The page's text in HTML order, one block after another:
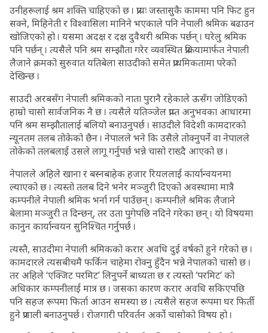
उनीहरूलाई श्रम शक्ति चाहिएको छ । प्रायः जस्तासुकै काममा पनि फिट हुन
सक्ने, मिहिनेती र विश्वासिला मानिने भएकाले पनि नेपाली श्रमिक बढाउन
खोजिएको हो । यसमा अदक्ष र दक्ष दुवैथरी श्रमिक पर्छन् । घरेलु श्रमिक
पनि पर्छन् । त्यसैले पनि श्रम सम्झौता गरेर व्यवस्थित प्रक्रियामार्फत नेपाली
लैजाने क्रमको सुरुवात यतिबेला साउदीको समेत प्राथमिकतामा परेको
देखिन्छ ।
साउदी अरबसँग नेपाली श्रमिकको नाता पुरानै रहेकाले ऊसँग जोडिएको
हाम्रो चासो सार्वजनिक नै छ । त्यसैले यतिञ्जेल प्राप्त अनुभवका आधारमा
पनि श्रम सम्झौतालाई बलियो बनाउनुपर्छ । साउदीले विदेशी कामदारको
न्यूनतम तलब तोकेको छैन । नेपालले भने कि उसैले तोक्नुपर्ने वा नेपालले
तोकेको तलबलाई उसले लागू गर्नुपर्छ भन्ने चासो राख्दै आएको छ ।
नेपालले अहिले खाना र बस्नबाहेक हजार रियललाई कार्यान्वयनमा
ल्याएको छ । त्यस्तो तलब दिने भनेर मञ्जुरी दिएको अवस्थामा मात्रै
कम्पनीले नेपाली श्रमिक भर्ना गर्न पाउँछन् । कम्पनीले श्रमिक लैजाने
बेलामा मञ्जुरी त दिन्छन्, तर उता पुगेपछि नदिने गरेका छन् । यो विषयमा
कानुन कार्यान्वयन सुनिश्चित गर्नुपर्छ ।
त्यस्तै, साउदीमा नेपाली श्रमिकको करार अवधि दुई वर्षको हुने गरेको छ ।
कामदारले त्यसबीचमै फर्किन चाहेमा रोक्नु हुँदैन भन्ने नेपालको चासो छ ।
तर अहिले ‘एक्जिट परमिट’ लिनुपर्ने बाध्यता छ र त्यस्तो ‘परमिट’ को
अधिकार कम्पनीलाई मात्र छ । जसका कारण करार अवधि सकिएपछि
पनि सहज रूपमा फिर्ता आउन समस्या छ । त्यसैले सहज रूपमा घर फिर्ती
हुने प्रणाली बनाउनुपर्छ । रोजगारी परिवर्तन अर्को चासोको विषय हो ।